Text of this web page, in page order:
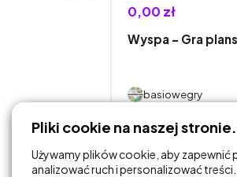
0,00 zł
Wyspa – Gra
basiowegry
DODAJ DO
KOSZYKA
Pliki cookie na naszej stronie.
Używamy plików cookie, aby zapewnić
analizować ruch i personalizować